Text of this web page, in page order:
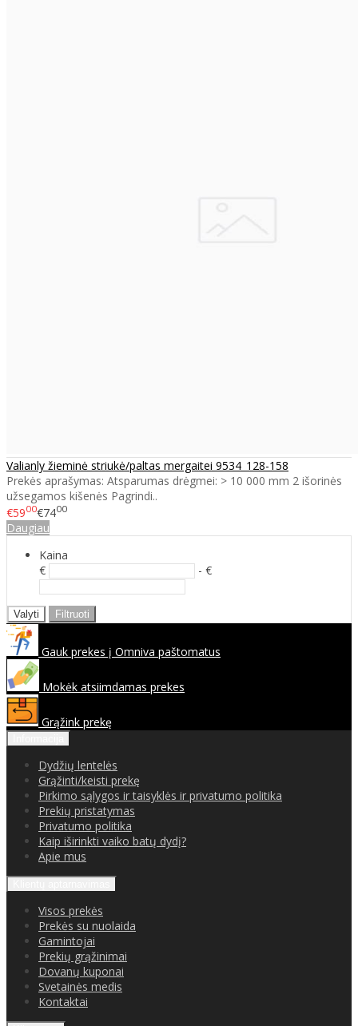
Valianly žieminė striukė/paltas mergaitei 9534_128-158
Prekės aprašymas: Atsparumas drėgmei: > 10 000 mm 2 išorinės
užsegamos kišenės Pagrindi..
€5900€7400
Daugiau
Kaina
€
- €
Valyti Filtruoti
Gauk prekes į Omniva paštomatus
Mokėk atsiimdamas prekes
Grąžink prekę
Dydžių lentelės
Grąžinti/keisti prekę
Pirkimo sąlygos ir taisyklės ir privatumo politika
Prekių pristatymas
Privatumo politika
Kaip iširinkti vaiko batų dydį?
Apie mus
Visos prekės
Prekės su nuolaida
Gamintojai
Prekių grąžinimai
Dovanų kuponai
Svetainės medis
Kontaktai